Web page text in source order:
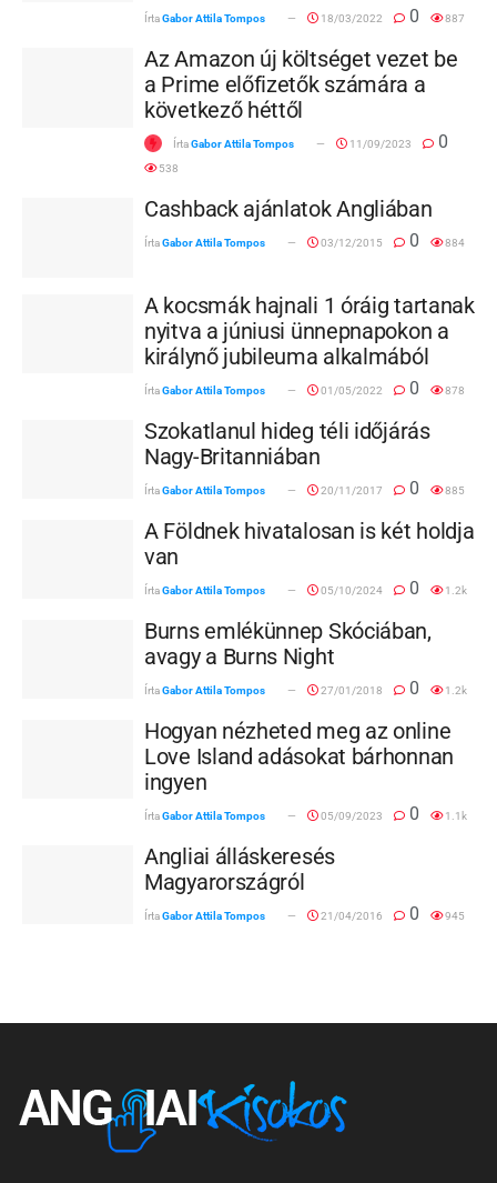
ÍrtaGabor Attila Tompos 18/03/2022 0 887
Az Amazon új költséget vezet be
a Prime előfizetők számára a
következő héttől
ÍrtaGabor Attila Tompos 11/09/2023 0
538
Cashback ajánlatok Angliában
ÍrtaGabor Attila Tompos 03/12/2015 0 884
A kocsmák hajnali 1 óráig tartanak
nyitva a júniusi ünnepnapokon a
királynő jubileuma alkalmából
ÍrtaGabor Attila Tompos 01/05/2022 0 878
Szokatlanul hideg téli időjárás
Nagy-Britanniában
ÍrtaGabor Attila Tompos 20/11/2017 0 885
A Földnek hivatalosan is két holdja
van
ÍrtaGabor Attila Tompos 05/10/2024 0 1.2k
Burns emlékünnep Skóciában,
avagy a Burns Night
ÍrtaGabor Attila Tompos 27/01/2018 0 1.2k
Hogyan nézheted meg az online
Love Island adásokat bárhonnan
ingyen
ÍrtaGabor Attila Tompos 05/09/2023 0 1.1k
Angliai álláskeresés
Magyarországról
ÍrtaGabor Attila Tompos 21/04/2016 0 945